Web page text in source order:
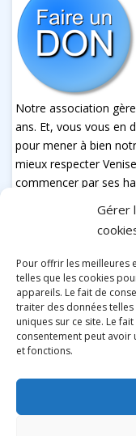
Gérer
Pour offrir les meilleures
telles que les cookies
appareils. Le fait de
traiter des données
uniques sur ce site. Le
consentement peut avoir
et fonctions.
Notre association
ans. Et, vous vous en
pour mener à bien
mieux respecter
commencer par ses